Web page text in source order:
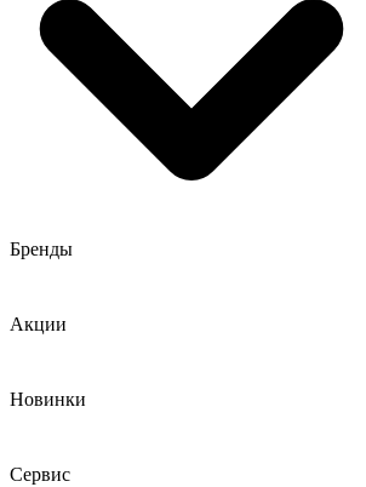
Бренды
Акции
Новинки
Сервис